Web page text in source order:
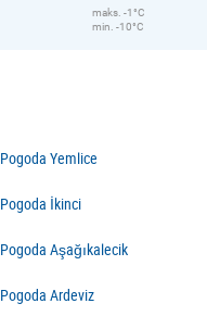
maks. -1°C
min. -10°C
Pogoda Yemlice
Pogoda İkinci
Pogoda Aşağıkalecik
Pogoda Ardeviz